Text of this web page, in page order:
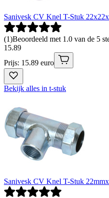
Sanivesk CV Knel T-Stuk
(1)Beoordeeld met 1.0 van de 5
15.89
Prijs: 15.89 euro
Bekijk alles in t-stuk
Sanivesk CV Knel T-Stuk